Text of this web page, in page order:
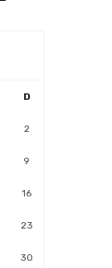
D
2
9
16
23
30